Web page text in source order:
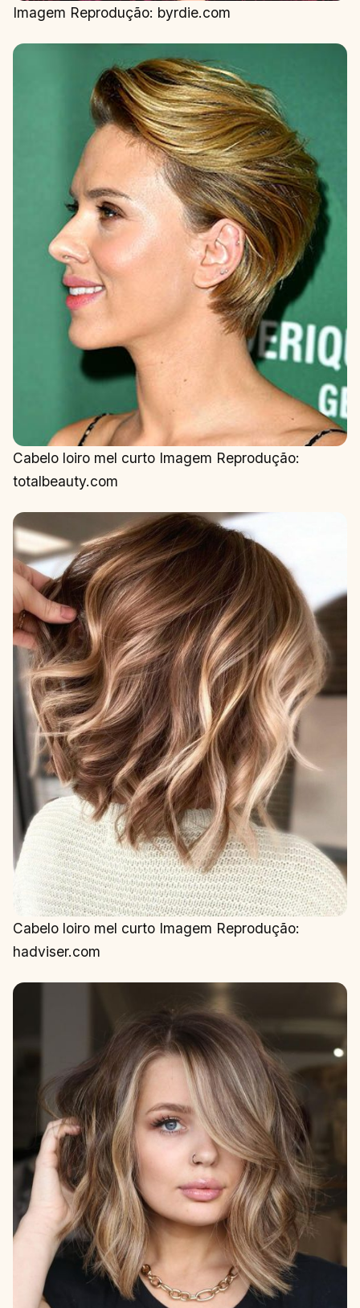
Imagem Reprodução: byrdie.com
Cabelo loiro mel curto Imagem Reprodução:
totalbeauty.com
Cabelo loiro mel curto Imagem Reprodução:
hadviser.com